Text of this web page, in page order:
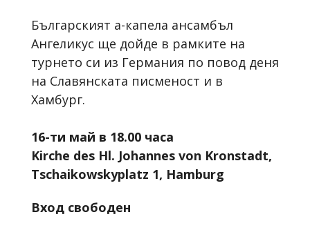
Българският а-капела ансамбъл
Ангеликус ще дойде в рамките на
турнето си из Германия по повод деня
на Славянската писменост и в
Хамбург.
16-ти май в 18.00 часа
Kirche des Hl. Johannes von Kronstadt,
Tschaikowskyplatz 1, Hamburg
Вход свободен